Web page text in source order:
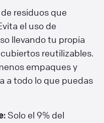
residuos que
el uso de
llevando tu propia
reutilizables.
empaques y
a todo lo que puedas
Solo el 9% del